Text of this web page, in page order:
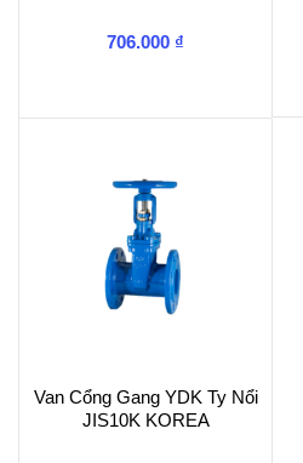
706.000 ₫
Van Cổng Gang YDK Ty Nổi
JIS10K KOREA